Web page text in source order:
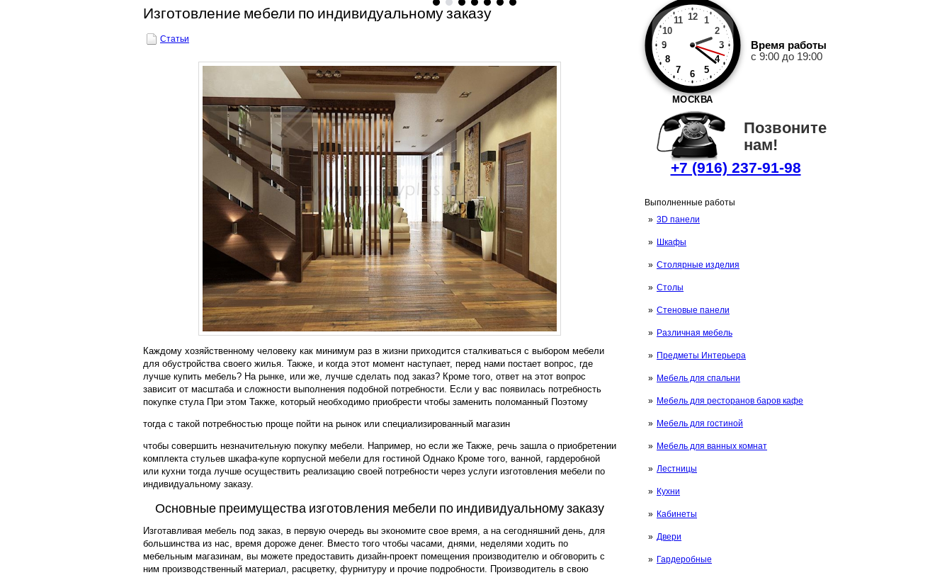
1
2
3
4
5
6
7
8
9
10
11 12
МОСКВА
Время работы
с 9:00 до 19:00
Позвоните
нам!
+7 (916) 237-91-98
Выполненные работы
3D панели
Шкафы
Столярные изделия
Столы
Стеновые панели
Различная мебель
Предметы Интерьера
Мебель для спальни
Мебель для ресторанов баров кафе
Мебель для гостиной
Мебель для ванных комнат
Лестницы
Кухни
Кабинеты
Двери
Гардеробные
Изготовление мебели по индивидуальному заказу
Статьи
Каждому хозяйственному человеку как минимум раз в жизни приходится сталкиваться с выбором мебели
для обустройства своего жилья. Также, и когда этот момент наступает, перед нами постает вопрос, где
лучше купить мебель? На рынке, или же, лучше сделать под заказ? Кроме того, ответ на этот вопрос
зависит от масштаба и сложности выполнения подобной потребности. Если у вас появилась потребность
покупке стула При этом Также, который необходимо приобрести чтобы заменить поломанный Поэтому
тогда с такой потребностью проще пойти на рынок или специализированный магазин
чтобы совершить незначительную покупку мебели. Например, но если же Также, речь зашла о приобретении
комплекта стульев шкафа-купе корпусной мебели для гостиной Однако Кроме того, ванной, гардеробной
или кухни тогда лучше осуществить реализацию своей потребности через услуги изготовления мебели по
индивидуальному заказу.
Основные преимущества изготовления мебели по индивидуальному заказу
Изготавливая мебель под заказ, в первую очередь вы экономите свое время, а на сегодняшний день, для
большинства из нас, время дороже денег. Вместо того чтобы часами, днями, неделями ходить по
мебельным магазинам, вы можете предоставить дизайн-проект помещения производителю и обговорить с
ним производственный материал, расцветку, фурнитуру и прочие подробности. Производитель в свою